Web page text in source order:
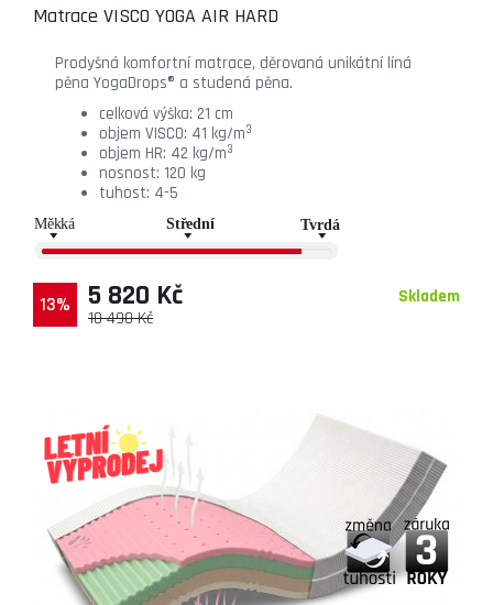
Matrace VISCO YOGA AIR HARD
Prodyšná komfortní matrace, děrovaná unikátní líná
pěna YogaDrops® a studená pěna.
celková výška: 21 cm
objem VISCO: 41 kg/m3
objem HR: 42 kg/m3
nosnost: 120 kg
tuhost: 4-5
Skladem
13%
10 490 Kč
5 820 Kč